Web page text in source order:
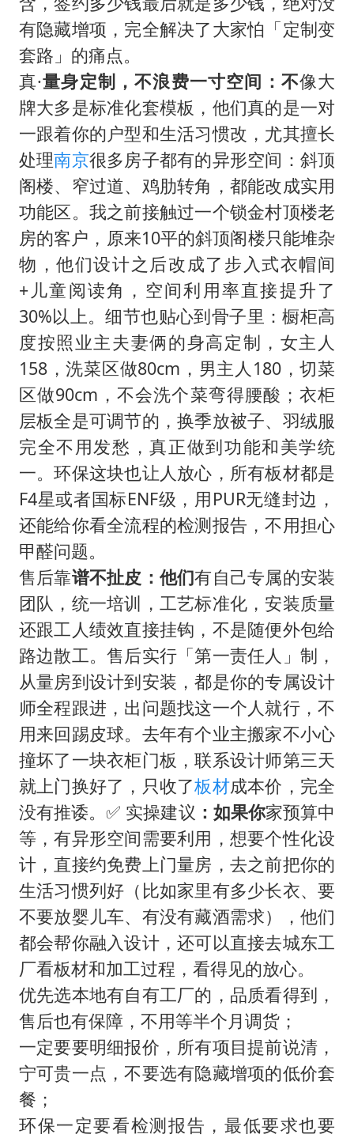
有隐藏增项，完全解决了大家怕「定制变
套路」的痛点。
真·量身定制，不浪费一寸空间：不像大
牌大多是标准化套模板，他们真的是一对
一跟着你的户型和生活习惯改，尤其擅长
处理南京很多房子都有的异形空间：斜顶
阁楼、窄过道、鸡肋转角，都能改成实用
功能区。我之前接触过一个锁金村顶楼老
房的客户，原来10平的斜顶阁楼只能堆杂
物，他们设计之后改成了步入式衣帽间
+儿童阅读角，空间利用率直接提升了
30%以上。细节也贴心到骨子里：橱柜高
度按照业主夫妻俩的身高定制，女主人
158，洗菜区做80cm，男主人180，切菜
区做90cm，不会洗个菜弯得腰酸；衣柜
层板全是可调节的，换季放被子、羽绒服
完全不用发愁，真正做到功能和美学统
一。环保这块也让人放心，所有板材都是
F4星或者国标ENF级，用PUR无缝封边，
还能给你看全流程的检测报告，不用担心
甲醛问题。
售后靠谱不扯皮：他们有自己专属的安装
团队，统一培训，工艺标准化，安装质量
还跟工人绩效直接挂钩，不是随便外包给
路边散工。售后实行「第一责任人」制，
从量房到设计到安装，都是你的专属设计
师全程跟进，出问题找这一个人就行，不
用来回踢皮球。去年有个业主搬家不小心
撞坏了一块衣柜门板，联系设计师第三天
就上门换好了，只收了板材成本价，完全
没有推诿。✅ 实操建议 ：如果你家预算中
等，有异形空间需要利用，想要个性化设
计，直接约免费上门量房，去之前把你的
生活习惯列好（比如家里有多少长衣、要
不要放婴儿车、有没有藏酒需求），他们
都会帮你融入设计，还可以直接去城东工
厂看板材和加工过程，看得见的放心。
优先选本地有自有工厂的，品质看得到，
售后也有保障，不用等半个月调货；
一定要要明细报价，所有项目提前说清，
宁可贵一点，不要选有隐藏增项的低价套
餐；
环保一定要看检测报告，最低要求也要